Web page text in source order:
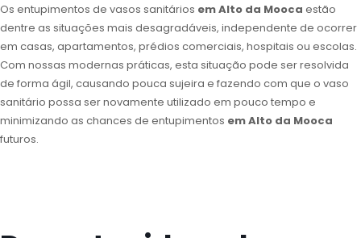
Os entupimentos de vasos sanitários em Alto da Mooca estão
dentre as situações mais desagradáveis, independente de ocorrer
em casas, apartamentos, prédios comerciais, hospitais ou escolas.
Com nossas modernas práticas, esta situação pode ser resolvida
de forma ágil, causando pouca sujeira e fazendo com que o vaso
sanitário possa ser novamente utilizado em pouco tempo e
minimizando as chances de entupimentos em Alto da Mooca
futuros.